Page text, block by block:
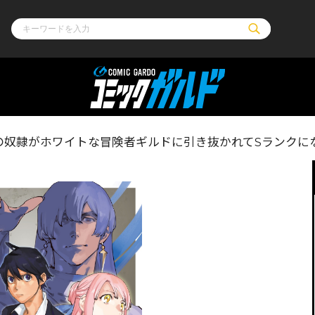
その他
コミックエッセイ
ゲーム
通販・
OVERLAP
オーバーラップ広
ップノベルス オーバーラップノベルスf ロサージュ
リキューレ
隷がホワイトな冒険者ギルドに引き抜かれてSランクに